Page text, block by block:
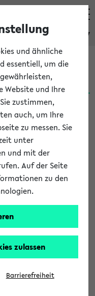
eKVV
(06.08.26)
Bielefeld
Sie
Abschlussarbeit beim
nutzen Sie für Ihre
913/>. Die
und ähnliche
essentiell, um die
Website und Ihre
zustimmen,
auch, um Ihre
zu messen. Sie
unter
und mit der
Auf der Seite
zu den
zulassen
Barrierefreiheit